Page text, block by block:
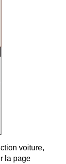
voiture,
la page